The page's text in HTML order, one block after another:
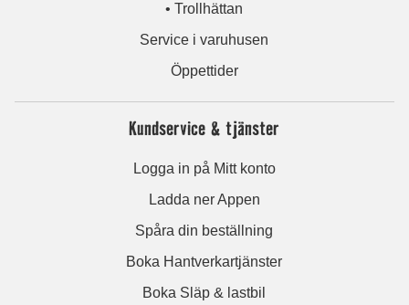
• Trollhättan
Service i varuhusen
Öppettider
Kundservice & tjänster
Logga in på Mitt konto
Ladda ner Appen
Spåra din beställning
Boka Hantverkartjänster
Boka Släp & lastbil